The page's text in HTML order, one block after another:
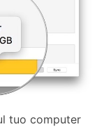
tuo computer